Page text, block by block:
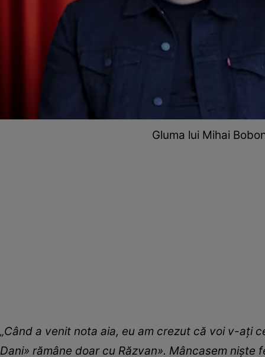
Gluma lui Mihai
„Când a venit nota aia, eu am crezut că voi v-ați
Dani» rămâne doar cu Răzvan». Mâncasem niște